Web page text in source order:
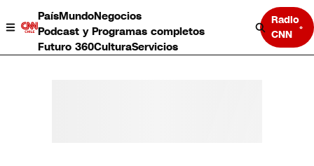
PaísMundoNegocios
Podcast y Programas completos
Futuro 360CulturaServicios
Radio
CNN